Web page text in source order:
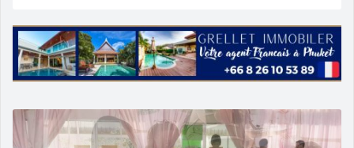
Phuket Peranakan Festival
‘Phuket Eye’ assurera la sécurité pendant Songkran
Campagne de sécurité routière ‘Seven Days of Danger’ de